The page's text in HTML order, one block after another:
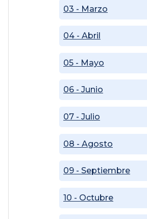
03 - Marzo
04 - Abril
05 - Mayo
06 - Junio
07 - Julio
08 - Agosto
09 - Septiembre
10 - Octubre